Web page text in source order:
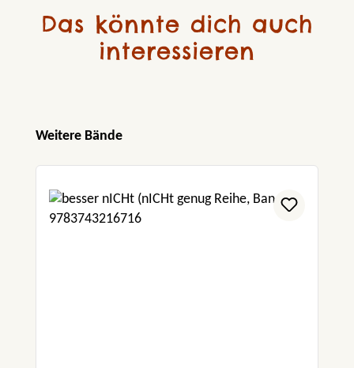
Das könnte dich auch
interessieren
Produktgalerie überspringen
Weitere Bände